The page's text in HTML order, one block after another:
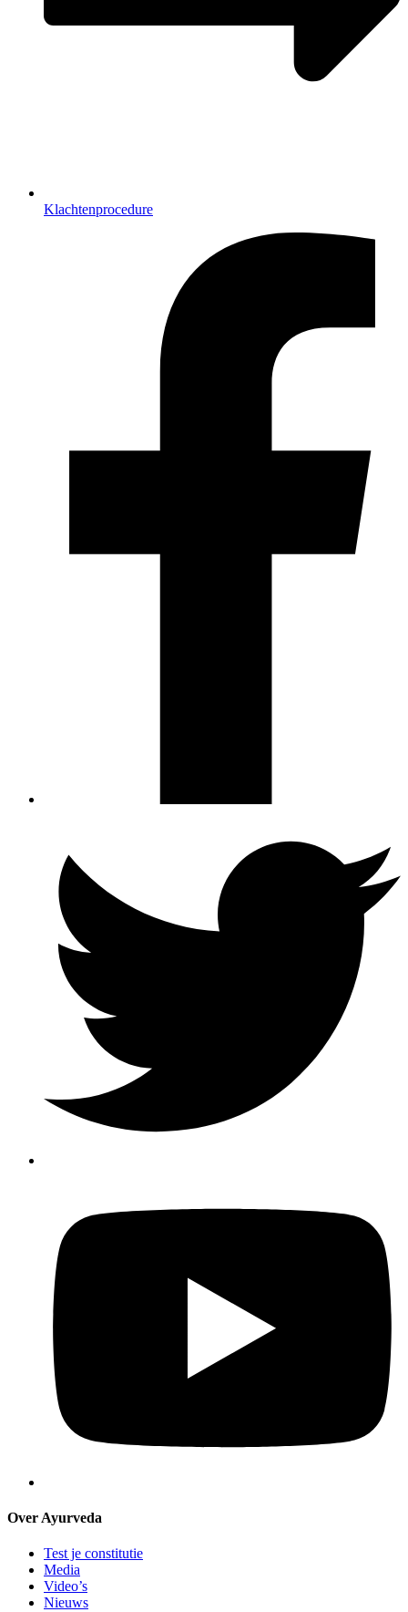
Klachtenprocedure
Over Ayurveda
Test je constitutie
Media
Video’s
Nieuws